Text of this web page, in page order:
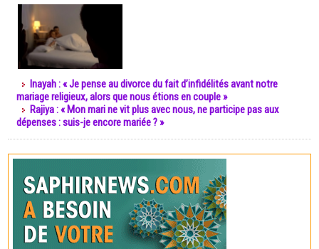
Inayah : « Je pense au divorce du fait d’infidélités avant notre
mariage religieux, alors que nous étions en couple »
Rajiya : « Mon mari ne vit plus avec nous, ne participe pas aux
dépenses : suis-je encore mariée ? »